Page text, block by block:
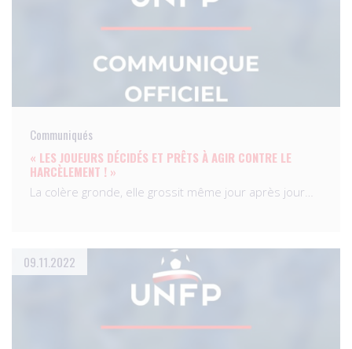
Communiqués
« LES JOUEURS DÉCIDÉS ET PRÊTS À AGIR CONTRE LE
HARCÈLEMENT ! »
La colère gronde, elle grossit même jour après jour…
09.11.2022